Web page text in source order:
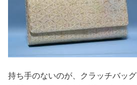
持ち手のないのが、クラッチバッグ